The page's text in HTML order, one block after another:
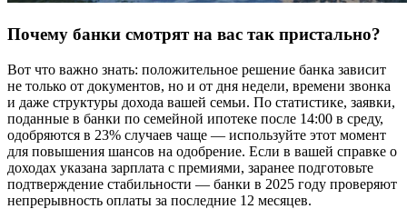
Почему банки смотрят на вас так пристально?
Вот что важно знать: положительное решение банка зависит
не только от документов, но и от дня недели, времени звонка
и даже структуры дохода вашей семьи. По статистике, заявки,
поданные в банки по семейной ипотеке после 14:00 в среду,
одобряются в 23% случаев чаще — используйте этот момент
для повышения шансов на одобрение. Если в вашей справке о
доходах указана зарплата с премиями, заранее подготовьте
подтверждение стабильности — банки в 2025 году проверяют
непрерывность оплаты за последние 12 месяцев.